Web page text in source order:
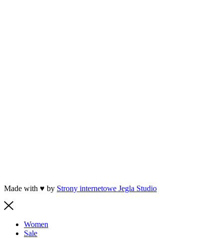
Made with ♥ by Strony internetowe Jegla Studio
Women
Sale